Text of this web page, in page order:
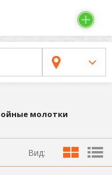
молотки
Вид: